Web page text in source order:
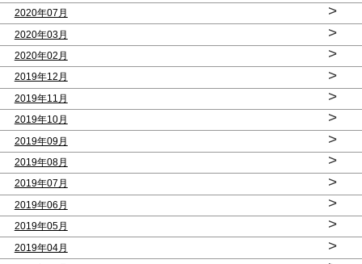
2020年07月 >
2020年03月 >
2020年02月 >
2019年12月 >
2019年11月 >
2019年10月 >
2019年09月 >
2019年08月 >
2019年07月 >
2019年06月 >
2019年05月 >
2019年04月 >